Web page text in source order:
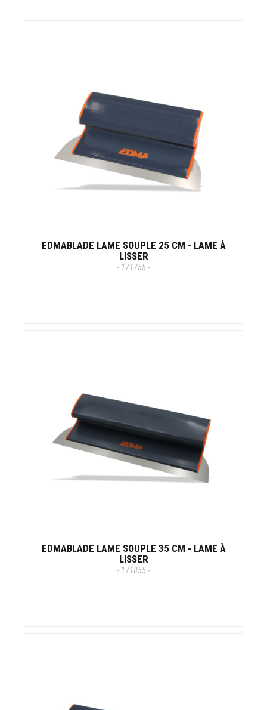
EDMABLADE LAME SOUPLE 25 CM - LAME À
LISSER
- 171755 -
EDMABLADE LAME SOUPLE 35 CM - LAME À
LISSER
- 171855 -